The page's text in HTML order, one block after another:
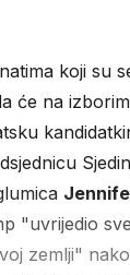
koji su
će na
"uvrijedio sve
zemlji"